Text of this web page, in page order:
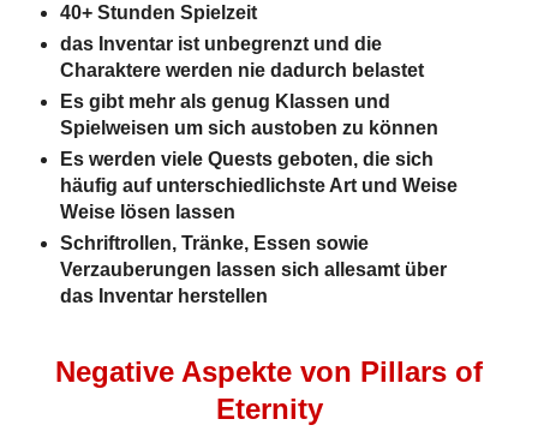
40+ Stunden Spielzeit
das Inventar ist unbegrenzt und die
Charaktere werden nie dadurch belastet
Es gibt mehr als genug Klassen und
Spielweisen um sich austoben zu können
Es werden viele Quests geboten, die sich
häufig auf unterschiedlichste Art und Weise
Weise lösen lassen
Schriftrollen, Tränke, Essen sowie
Verzauberungen lassen sich allesamt über
das Inventar herstellen
Negative Aspekte von Pillars of
Eternity